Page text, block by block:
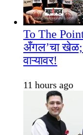
To The
अँगल’चा खेळ;
वाऱ्यावर!
11 hours ago